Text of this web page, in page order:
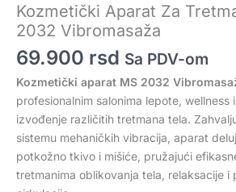
Kozmetički Aparat Za
2032 Vibromasaža
69.900 rsd Sa PDV-om
Kozmetički aparat MS 2032
profesionalnim salonima lepote, wellness
izvođenje različitih tretmana tela.
sistemu mehaničkih vibracija, aparat
potkožno tkivo i mišiće, pružajući
tretmanima oblikovanja tela, relaksacije i